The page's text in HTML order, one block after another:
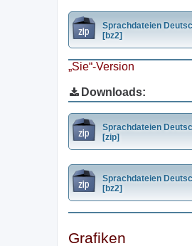
Sprachdateien
[bz2]
„Sie“-Version
Downloads:
Sprachdateien
[zip]
Sprachdateien
[bz2]
Grafiken